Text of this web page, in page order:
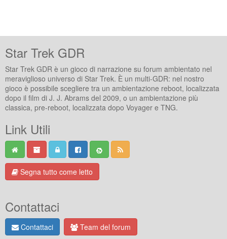
Star Trek GDR
Star Trek GDR è un gioco di narrazione su forum ambientato nel
meraviglioso universo di Star Trek. È un multi-GDR: nel nostro
gioco è possibile scegliere tra un ambientazione reboot, localizzata
dopo il film di J. J. Abrams del 2009, o un ambientazione più
classica, pre-reboot, localizzata dopo Voyager e TNG.
Link Utili
Segna tutto come letto
Contattaci
Contattaci Team del forum